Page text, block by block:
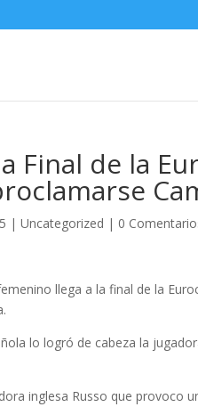
Final de la
|Uncategorized | 0
llega a la final de la
lo logró de cabeza la
inglesa Russo que provoco